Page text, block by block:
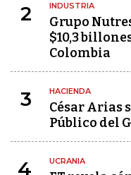
2 INDUSTRIA
Grupo
$10,3
Colombia
3 HACIENDA
César Arias
Público del
4 UCRANIA